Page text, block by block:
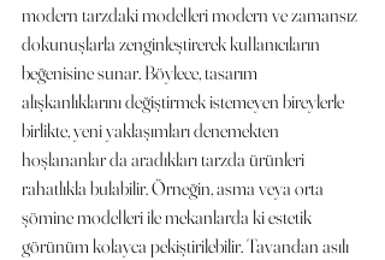
modern tarzdaki modelleri modern ve zamansız
dokunuşlarla zenginleştirerek kullanıcıların
beğenisine sunar. Böylece, tasarım
alışkanlıklarını değiştirmek istemeyen bireylerle
birlikte, yeni yaklaşımları denemekten
hoşlananlar da aradıkları tarzda ürünleri
rahatlıkla bulabilir. Örneğin, asma veya orta
şömine modelleri ile mekanlarda ki estetik
görünüm kolayca pekiştirilebilir. Tavandan asılı